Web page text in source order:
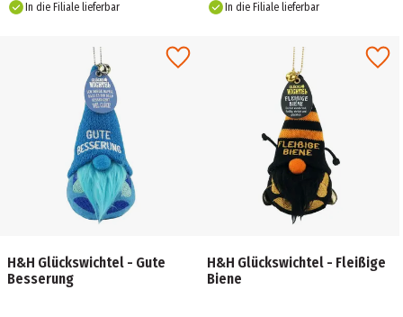
In die Filiale lieferbar
In die Filiale lieferbar
H&H Glückswichtel - Gute
Besserung
H&H Glückswichtel - Fleißige
Biene